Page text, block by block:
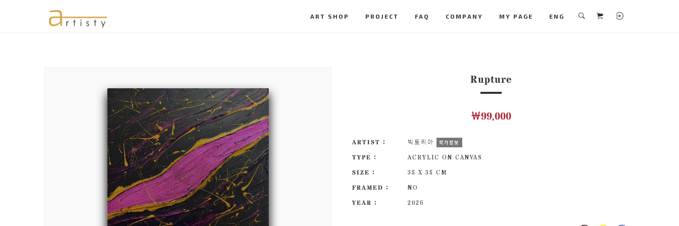
ART SHOP PROJECT FAQ COMPANY MY PAGE ENG
Rupture
￦99,000
ARTIST : 빅토리아 작가정보
TYPE :
ACRYLIC ON CANVAS
SIZE :
35 X 35 CM
FRAMED :
NO
YEAR :
2026